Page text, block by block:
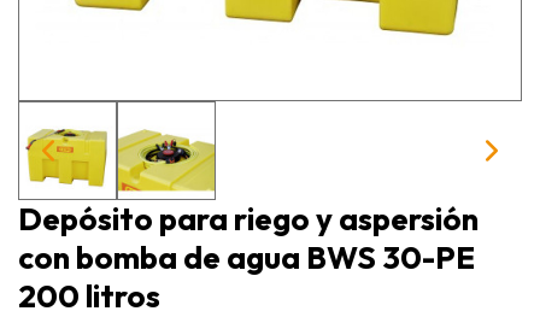
Depósito para riego y aspersión
con bomba de agua BWS 30-PE
200 litros